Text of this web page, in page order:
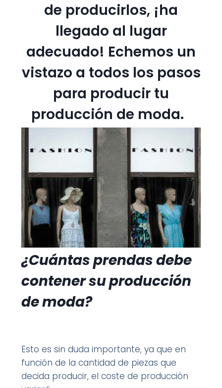
de producirlos, ¡ha
llegado al lugar
adecuado! Echemos un
vistazo a todos los pasos
para producir tu
producción de moda.
¿Cuántas prendas debe
contener su producción
de moda?
Esto es sin duda importante, ya que en
función de la cantidad de piezas que
decida producir, el coste de producción